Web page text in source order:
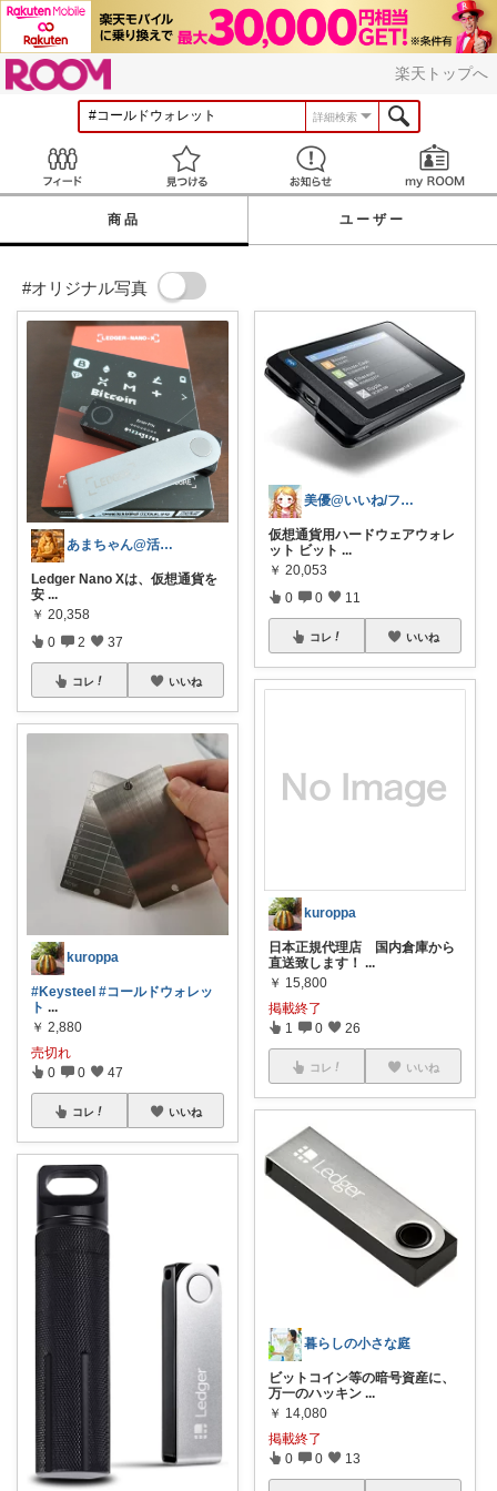
楽天トップへ
詳細検索
見つける お知らせ
商品 ユーザー
#オリジナル写真
あまちゃん@活動休止中
Ledger Nano Xは、仮想通貨を
安 ...
￥ 20,358
0 2 37
コレ いいね
kuroppa
#Keysteel #コールドウォレッ
ト ...
￥ 2,880
売切れ
0 0 47
コレ いいね
美優@いいね/フォロー/ご購入感謝🥲
仮想通貨用ハードウェアウォレ
ット ビット ...
￥ 20,053
0 0 11
コレ いいね
kuroppa
日本正規代理店 国内倉庫から
直送致します！ ...
￥ 15,800
掲載終了
1 0 26
コレ いいね
暮らしの小さな庭
ビットコイン等の暗号資産に、
万一のハッキン ...
￥ 14,080
掲載終了
0 0 13